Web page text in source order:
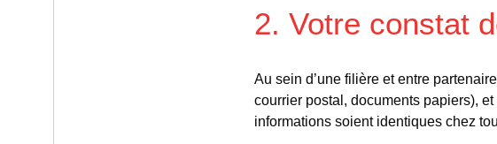
2. Votre constat
Au sein d’une filière et entre
courrier postal, documents papiers),
informations soient identiques chez